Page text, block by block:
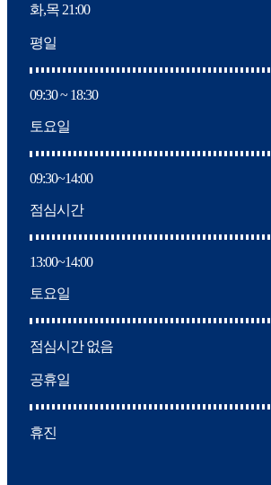
화,목 21:00
평일
09:30 ~ 18:30
토요일
09:30~14:00
점심시간
13:00~14:00
토요일
점심시간 없음
공휴일
휴진